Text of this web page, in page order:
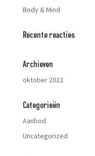
Body & Mind
Recente reacties
Archieven
oktober 2022
Categorieën
Aanbod
Uncategorized